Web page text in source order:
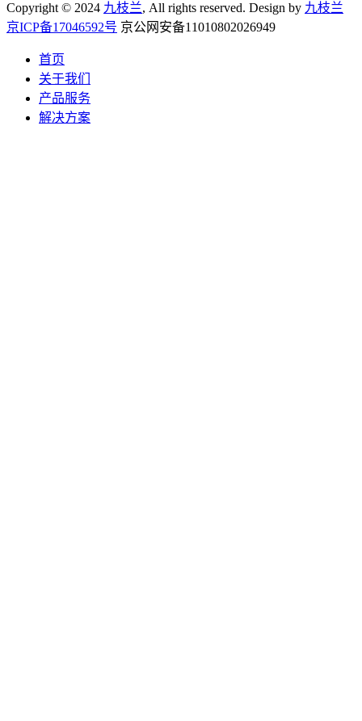
Copyright © 2024 九枝兰, All rights reserved. Design by 九枝兰
京ICP备17046592号 京公网安备11010802026949
首页
关于我们
产品服务
解决方案